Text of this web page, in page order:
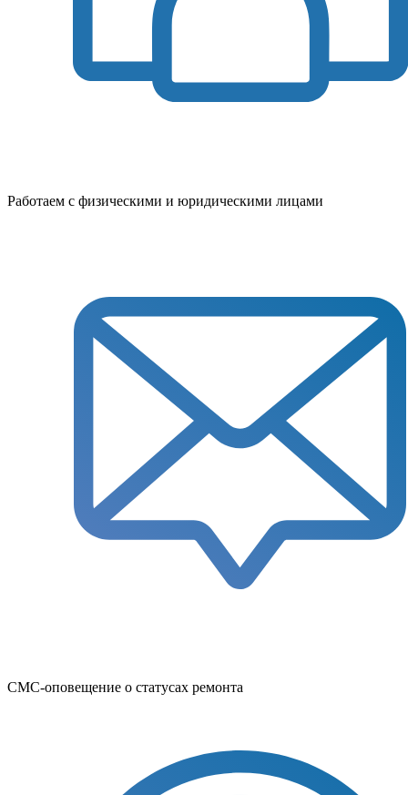
Работаем с физическими и юридическими лицами
СМС-оповещение о статусах ремонта